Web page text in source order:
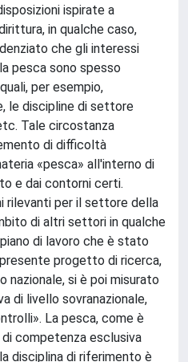
ispirate a
in qualche caso,
che gli interessi
pesca sono spesso
per esempio,
le discipline di settore
Tale circostanza
di difficoltà
«pesca» all'interno di
e dai contorni certi.
rilevanti per il settore della
di altri settori in qualche
di lavoro che è stato
progetto di ricerca,
si è poi misurato
di livello sovranazionale,
La pesca, come è
competenza esclusiva
disciplina di riferimento è